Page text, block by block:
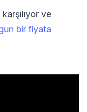
ve
bir fiyata